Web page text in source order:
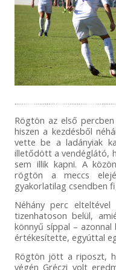
Rögtön az első
hiszen a kezdésből
vette be a ladányiak
illetődött a vendéglátó,
sem illik kapni. A
rögtön a meccs
gyakorlatilag csendben
Néhány perc
tizenhatoson belül,
könnyű síppal –
értékesítette, egyúttal
Rögtön jött a riposzt,
végén Gréczi volt